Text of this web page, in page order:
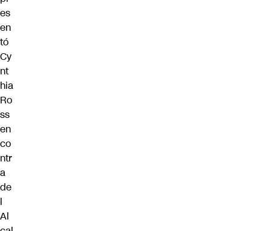
es
en
tó
Cy
nt
hia
Ro
ss
en
co
ntr
a
de
l
Al